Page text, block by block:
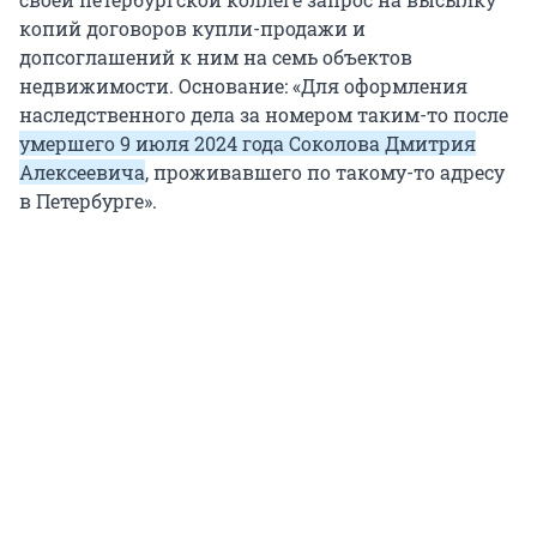
копий договоров купли-продажи и
допсоглашений к ним на семь объектов
недвижимости. Основание: «Для оформления
наследственного дела за номером таким-то после
умершего 9 июля 2024 года Соколова Дмитрия
Алексеевича, проживавшего по такому-то адресу
в Петербурге».